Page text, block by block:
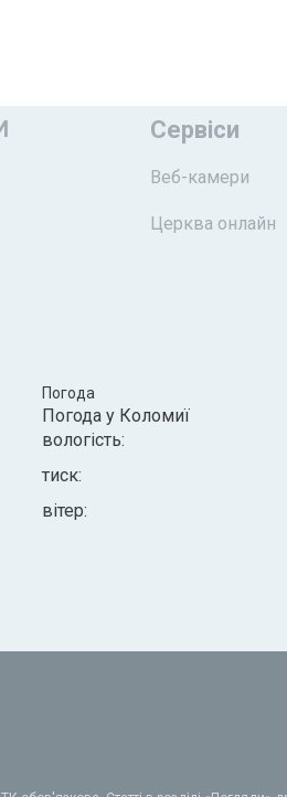
Сервіси
Веб-камери
Церква онлайн
Погода
Погода у Коломиї
вологість:
тиск:
вітер: